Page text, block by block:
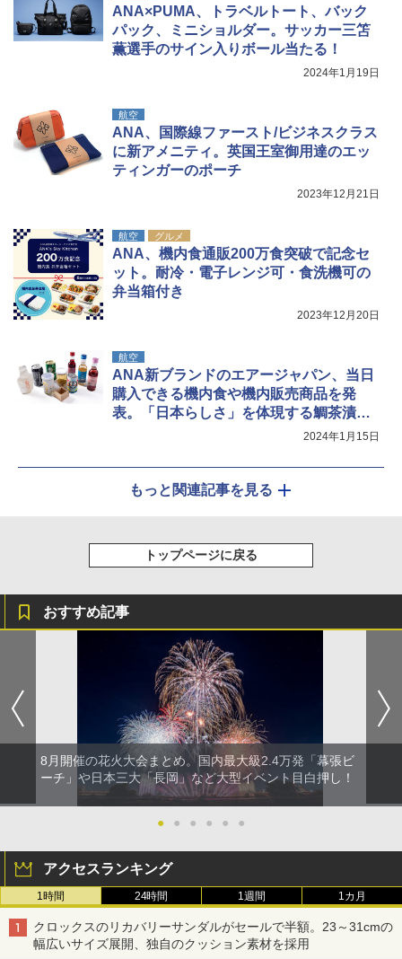
ANA×PUMA、トラベルトート、バック
パック、ミニショルダー。サッカー三笘
薫選手のサイン入りボール当たる！
2024年1月19日
航空
ANA、国際線ファースト/ビジネスクラス
に新アメニティ。英国王室御用達のエッ
ティンガーのポーチ
2023年12月21日
航空 グルメ
ANA、機内食通販200万食突破で記念セ
ット。耐冷・電子レンジ可・食洗機可の
弁当箱付き
2023年12月20日
航空
ANA新ブランドのエアージャパン、当日
購入できる機内食や機内販売商品を発
表。「日本らしさ」を体現する鯛茶漬け
2024年1月15日
もっと関連記事を見る
トップページに戻る
おすすめ記事
8月開催の花火大会まとめ。国内最大級2.4万発「幕張ビ
ーチ」や日本三大「長岡」など大型イベント目白押し！
● ● ● ● ● ●
アクセスランキング
1時間 24時間 1週間 1カ月
クロックスのリカバリーサンダルがセールで半額。23～31cmの
幅広いサイズ展開、独自のクッション素材を採用